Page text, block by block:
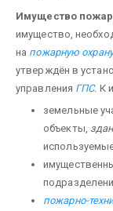
Имущество
имущество,
на пожарную охрану
утверждён в
управления ГПС. К
земельные
объекты,
пожарно-